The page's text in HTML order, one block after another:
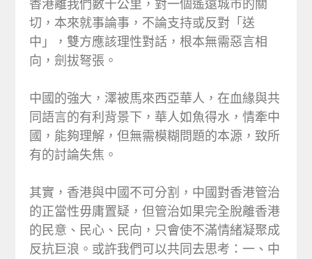
香港離我們數千公里，對一個遙遠城市的關
切，本來就事論事，不論支持或反對「送
中」，雙方應該理性對話，根本無需惡言相
向，劍拔弩張。
中國的強大，澤被馬來西亞華人，在血緣與共
同語言的有利背景下，華人如魚得水，情牽中
國，能夠理解，但無需模糊問題的本源，致所
有的討論失焦。
其實，香港與中國不可分割，中國對香港管治
的正當性毋庸置疑，但管治如果完全脫離香港
的民意、民心、民向，只會使不滿情緒凝聚成
反抗巨浪。或許我們可以共同去思考：一、中